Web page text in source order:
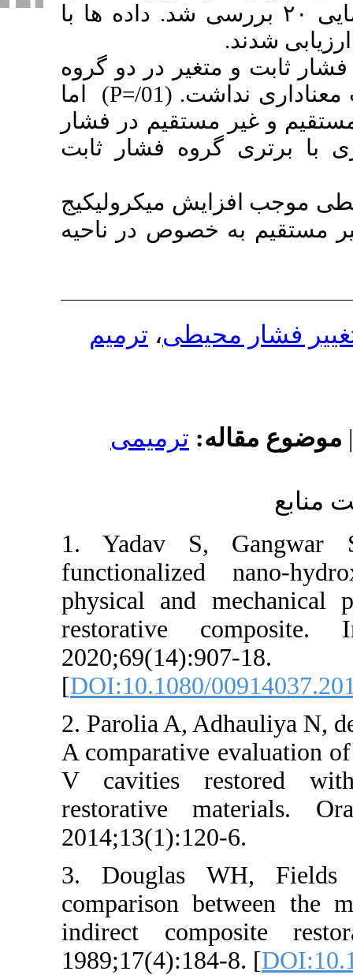
شد. داده ها با
در دو گروه
(01/=
P
) اما
مستقیم در فشار
فشار ثابت
میکرولیکیج
در ناحیه
،ترمیم
ترمیمی
1. Yadav S,
physical and
restorative
[DOI:10.1080/
2. Parolia A,
A comparative
V cavities
restorative
3. Douglas
comparison
indirect